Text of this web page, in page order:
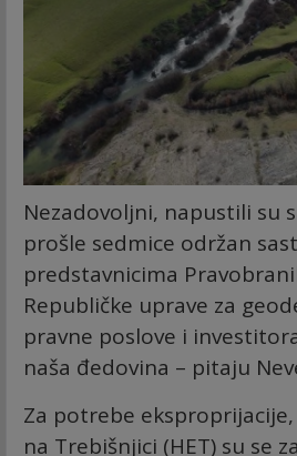
Nezadovoljni, napustili su
prošle sedmice održan
predstavnicima
Republičke uprave za
pravne poslove i
naša đedovina – pitaju
Za potrebe
na Trebišnjici (HET) su se